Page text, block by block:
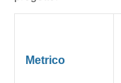
Metrico